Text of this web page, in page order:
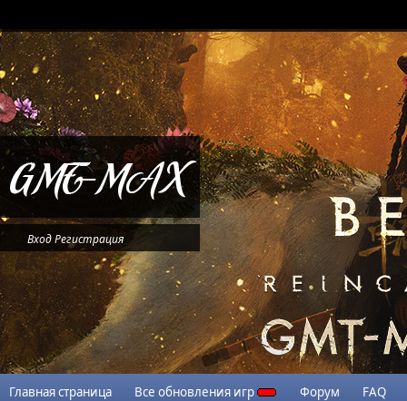
ВходРегистрация
Главная страница Все обновления игр Форум FAQ